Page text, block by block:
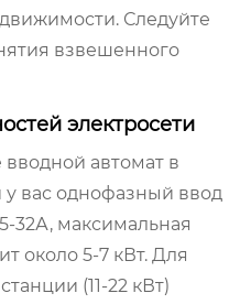
Следуйте
взвешенного
электросети
автомат в
вас однофазный ввод
32А, максимальная
около 5-7 кВт. Для
(11-22 кВт)